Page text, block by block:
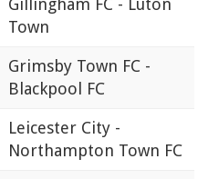
Gillingham FC - Luton
Town
Grimsby Town FC -
Blackpool FC
Leicester City -
Northampton Town FC